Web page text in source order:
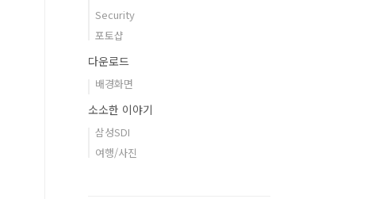
Security
포토샵
다운로드
배경화면
소소한 이야기
삼성SDI
여행/사진